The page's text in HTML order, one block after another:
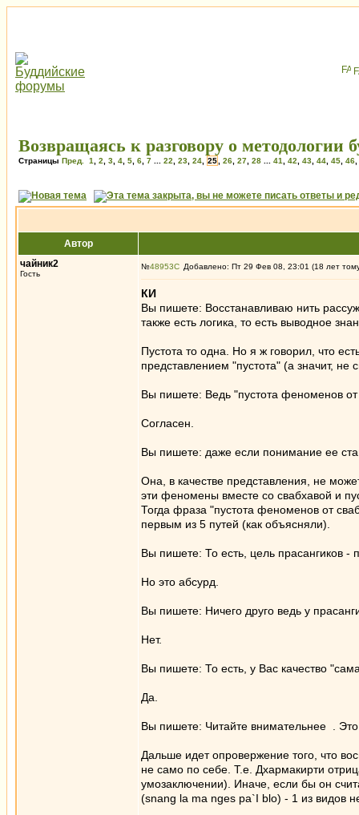
Возвращаясь к разговору о методологии
Страницы Пред. 1 2 3 4 5 6 7 22 23 24 25 26 27 28 41 42 43 44 45 46
Автор
чайник2
Гость
№48953 Добавлено: Пт 29 Фев 08, 23:01 (18 лет
КИ
Вы пишете: Восстанавливаю нить
также есть логика, то есть выводное
Пустота то одна. Но я ж говорил, что
представлением "пустота" (а значит, не
Вы пишете: Ведь "пустота феноменов от
Согласен.
Вы пишете: даже если понимание ее
Она, в качестве представления, не
эти феномены вместе со свабхавой и
Тогда фраза "пустота феноменов от
первым из 5 путей (как объясняли).
Вы пишете: То есть, цель прасангиков -
Но это абсурд.
Вы пишете: Ничего друго ведь у
Нет.
Вы пишете: То есть, у Вас качество
Да.
Вы пишете: Читайте внимательнее . Это
Дальше идет опровержение того, что
не само по себе. Т.е. Дхармакирти
умозаключении). Иначе, если бы он
(snang la ma nges pa`I blo) - 1 из видов